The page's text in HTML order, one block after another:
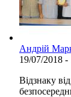
Андрій
19/07/2018 -
Відзнаку